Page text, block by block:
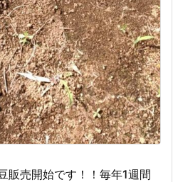
販売開始です！！毎年1週間